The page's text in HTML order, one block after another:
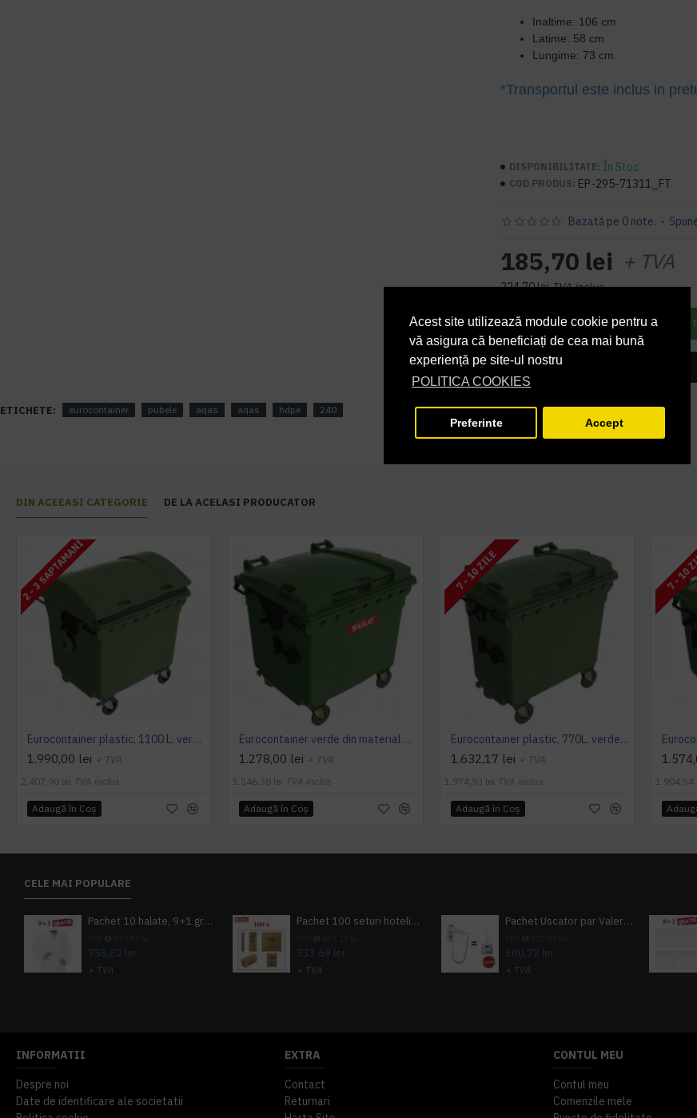
Acest site utilizează module cookie pentru a
vă asigura că beneficiați de cea mai bună
experiență pe site-ul nostru
POLITICA COOKIES
Preferinte Accept
Inaltime: 106 cm
Latime: 58 cm
Lungime: 73 cm
*Transportul este inclus in
DISPONIBILITATE: În Stoc
COD PRODUS: EP-295-71311_FT
Bazată pe 0 note. -
185,70 lei + TVA
224,70 leiTVA inclus
ADAUGĂ ÎN COŞ
INTREABA DESPRE ACEST PRODUS
ETICHETE: eurocontainer pubele aqas aqas hdpe 240
DIN ACEEASI CATEGORIE DE LA ACELASI PRODUCATOR
2 - 3 SAPTAMANI
Eurocontainer plastic, 1100 L, verde, capac rotund - Transport Inclus
1.990,00 lei + TVA
2.407,90 lei TVA inclus
Adaugă în Coş
Eurocontainer verde din material plastic, cu capac plat, SULO, 1100 l - Transport Inclus
1.278,00 lei + TVA
1.546,38 lei TVA inclus
Adaugă în Coş
7 - 10 ZILE
Eurocontainer plastic, 770L, verde, capac plat- Transport Inclus
1.632,17 lei + TVA
1.974,93 lei TVA inclus
Adaugă în Coş
7 - 10
1.904,54
CELE MAI POPULARE
Pachet 10 halate, 9+1 gratuit
755,82 lei
+ TVA
Pachet 100 seturi hoteliere, set dentar, set barbierit, casca de dus, pila unghii, set cusut
533,69 lei
+ TVA
Pachet Uscator par Valera Action Super Plus + GRATUIT Sampon si gel de dus Tork
300,72 lei
+ TVA
INFORMATII
Despre noi
Date de identificare ale societatii
EXTRA
Contact
Returnari
CONTUL MEU
Contul meu
Comenzile mele